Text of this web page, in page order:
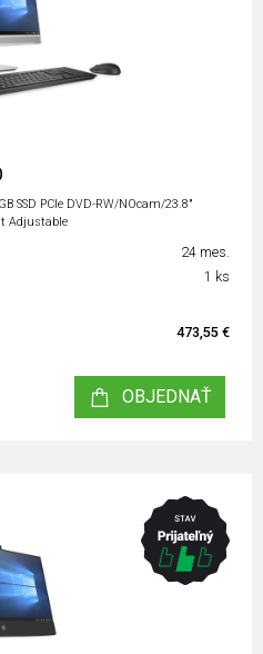
SSD PCIe DVD-RW/NOcam/23.8"
Adjustable
24 mes.
1 ks
473,55 €
OBJEDNAŤ